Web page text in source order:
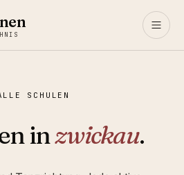
SCHULEN
inzwickau.